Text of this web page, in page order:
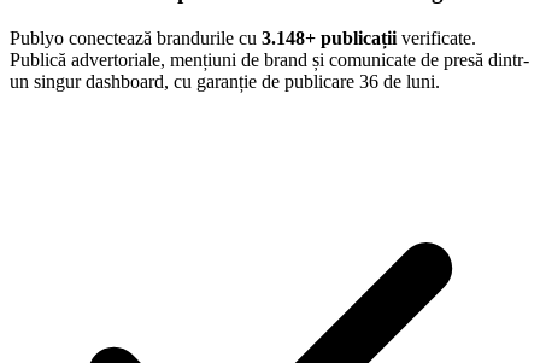
Publyo conectează brandurile cu 3.148+ publicații verificate.
Publică advertoriale, mențiuni de brand și comunicate de presă dintr-
un singur dashboard, cu garanție de publicare 36 de luni.